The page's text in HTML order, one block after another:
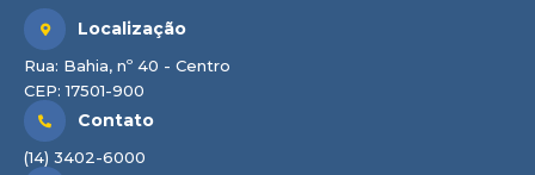
Localização
Rua: Bahia, nº 40 - Centro
CEP: 17501-900
Contato
(14) 3402-6000